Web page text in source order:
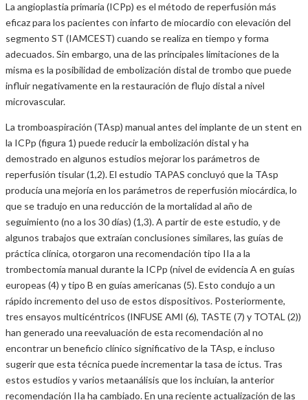
La angioplastia primaria (ICPp) es el método de reperfusión más
eficaz para los pacientes con infarto de miocardio con elevación del
segmento ST (IAMCEST) cuando se realiza en tiempo y forma
adecuados. Sin embargo, una de las principales limitaciones de la
misma es la posibilidad de embolización distal de trombo que puede
influir negativamente en la restauración de flujo distal a nivel
microvascular.
La tromboaspiración (TAsp) manual antes del implante de un stent en
la ICPp (figura 1) puede reducir la embolización distal y ha
demostrado en algunos estudios mejorar los parámetros de
reperfusión tisular (1,2). El estudio TAPAS concluyó que la TAsp
producía una mejoría en los parámetros de reperfusión miocárdica, lo
que se tradujo en una reducción de la mortalidad al año de
seguimiento (no a los 30 días) (1,3). A partir de este estudio, y de
algunos trabajos que extraían conclusiones similares, las guías de
práctica clínica, otorgaron una recomendación tipo IIa a la
trombectomía manual durante la ICPp (nivel de evidencia A en guías
europeas (4) y tipo B en guías americanas (5). Esto condujo a un
rápido incremento del uso de estos dispositivos. Posteriormente,
tres ensayos multicéntricos (INFUSE AMI (6), TASTE (7) y TOTAL (2))
han generado una reevaluación de esta recomendación al no
encontrar un beneficio clínico significativo de la TAsp, e incluso
sugerir que esta técnica puede incrementar la tasa de ictus. Tras
estos estudios y varios metaanálisis que los incluían, la anterior
recomendación IIa ha cambiado. En una reciente actualización de las